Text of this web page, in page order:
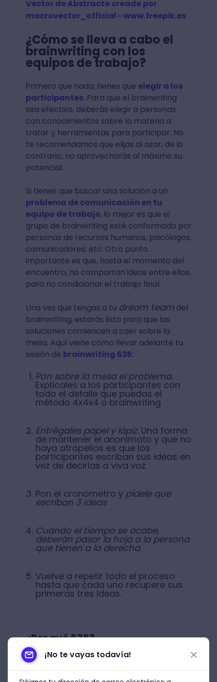
Vector de Abstracto creado por
macrovector_official - www.freepik.es
¿Cómo se lleva a cabo el
brainwriting con los
equipos de trabajo?
Primero que nada, tienes que elegir a los
participantes. Para que el brainwriting
sea efectivo, deberás elegir a personas
con conocimientos sobre la materia a
tratar y herramientas para participar. No
te recomendamos que elijas al azar, de lo
contrario, no aprovecharás al máximo su
potencial.
Si tienes que buscar una solución a un
problema de comunicación en tu
equipo de trabajo, lo mejor es que el
grupo de brainwriting esté conformado por
personas de recursos humanos, psicólogos,
comunicadores, etc. Otro punto
importante es que, hasta el momento del
encuentro, no compartan ideas entre ellos,
para no condicionar el trabajo final.
Una vez que tengas a tu dream teamdel
brainwriting, estarás listo para que las
soluciones comiencen a caer sobre la
mesa. Aquí viene cómo llevar adelante tu
sesión de brainwriting 635:
Pon sobre la mesa el problema.
Explícales a los participantes con
todo el detalle que puedas el
método 4x4x4 o brainwriting
Entrégales papel y lápiz. Una forma
de mantener el anonimato y que no
haya atropellos es que los
participantes escriban sus ideas en
vez de decirlas a viva voz.
Pon el cronómetro y pídele que
escriban 3 ideas
Cuando el tiempo se acabe,
deberán pasar la hoja a la persona
que tienen a la derecha.
Vuelve a repetir todo el proceso
hasta que cada uno recupere sus
primeras tres ideas.
¿Por qué 635?
El método 4x4 o brainwriting 635 sólo
demorará 20 minutos, en los que
¡No te vayas todavía!